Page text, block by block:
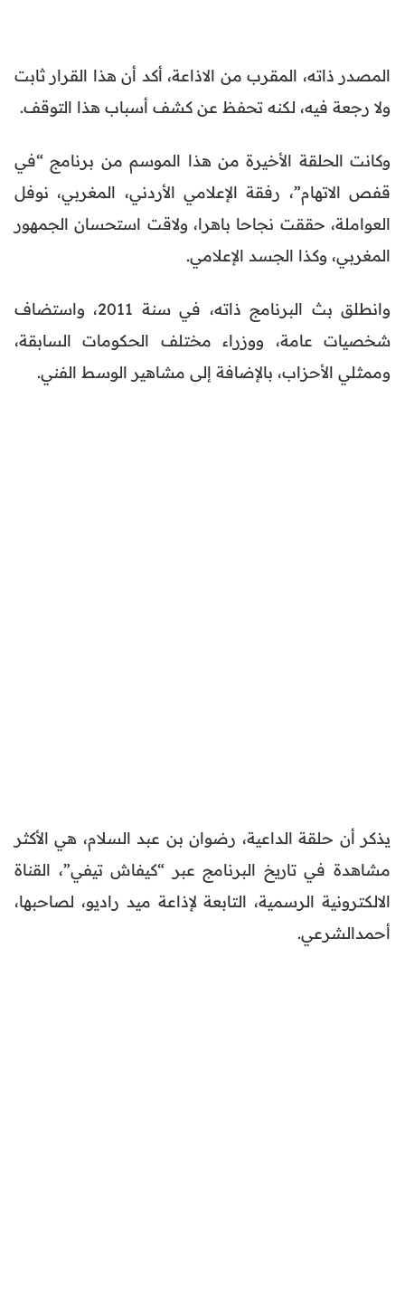
المصدر ذاته، المقرب من الاذاعة، أكد أن هذا القرار ثابت
ولا رجعة فيه، لكنه تحفظ عن كشف أسباب هذا التوقف.
وكانت الحلقة الأخيرة من هذا الموسم من برنامج “في
قفص الاتهام”، رفقة الإعلامي الأردني، المغربي، نوفل
العواملة، حققت نجاحا باهرا، ولاقت استحسان الجمهور
المغربي، وكذا الجسد الإعلامي.
وانطلق بث البرنامج ذاته، في سنة 2011، واستضاف
شخصيات عامة، ووزراء مختلف الحكومات السابقة،
وممثلي الأحزاب، بالإضافة إلى مشاهير الوسط الفني.
يذكر أن حلقة الداعية، رضوان بن عبد السلام، هي الأكثر
مشاهدة في تاريخ البرنامج عبر “كيفاش تيفي”، القناة
الالكترونية الرسمية، التابعة لإذاعة ميد راديو، لصاحبها،
أحمدالشرعي.